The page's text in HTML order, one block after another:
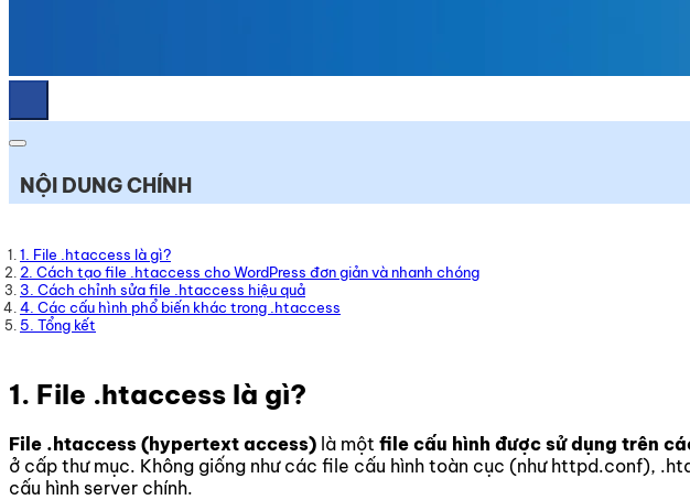
NỘI DUNG CHÍNH
1. File .htaccess là gì?
2. Cách tạo file .htaccess cho WordPress đơn giản và nhanh chóng
3. Cách chỉnh sửa file .htaccess hiệu quả
4. Các cấu hình phổ biến khác trong .htaccess
5. Tổng kết
1. File .htaccess là gì?
File .htaccess (hypertext access) là một file cấu hình được sử dụng trên
ở cấp thư mục. Không giống như các file cấu hình toàn cục (như httpd.conf),
cấu hình server chính.